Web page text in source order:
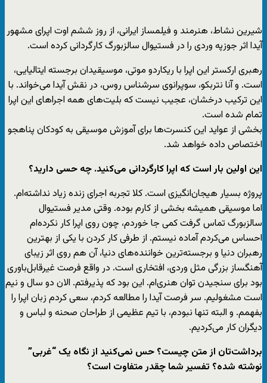
شیرین نشاط، هنرمند و فیلمساز ایرانی، از روز ششم اوت اپرای مشهور
آیدا اثر جوزپه وردی را در فستیوال سالزبورگ کارگردانی کرده است.
رهبری ارکستر این اپرا با ریکاردو موتی، موسیقیدان برجسته ایتالیایی،
است. و آنا نتربکو، سوپرانوی سرشناس روس، در نقش آیدا می‌خواند. با
این ترکیب درخشان، عجیب نیست که بلیت‌های همه اجراهای این اپرا
تمام شده است.
بخشی از عواید این کنسرت‌ها برای آموزش موسیقی به کودکان پناهجو
اختصاص داده خواهد شد.
این اولین بار است که اپرا کارگردانی می‌کنید. چه حسی دارید؟
پروژه بسیار هیجان‌انگیزی است. کلا تجربه اجرای زنده زیاد نداشته‌ام.
اما موسیقی همیشه بخشی از کارم بوده. وقتی مدیر فستیوال
سالزبورگ تماس گرفت کمی جا خوردم، چون روی اپرا کار نکرده‌ام
احساس می‌کردم آماده نیستم. از طرفی کار کردن با یکی از بهترین
رهبران دنیا و برجسته‌ترین خواننده‌های دنیا، آن هم روی اثر زیبای
آهنگساز بزرگی مثل وردی، افتخاری است. در واقع فرصت غیرقابل‌باوری
بود برای سنجیدن توان هنری‌ام. این بود که پذیرفتم. الان دو سال و نیم
است مشغولیم. سر فرصت آیدا را مطالعه کردم، سعی کردم زبان اپرا را
بفهمم. و البته تنها نبودم، با تیم عظیمی از طراحان صحنه و لباس و
دیگران کار می‌کردیم.
برداشت‌تان از متن چیست؟ حس نمی‌کنید از نگاه یک “غربی”
نوشته شده؟ تفسیر شما چقدر متفاوت است؟